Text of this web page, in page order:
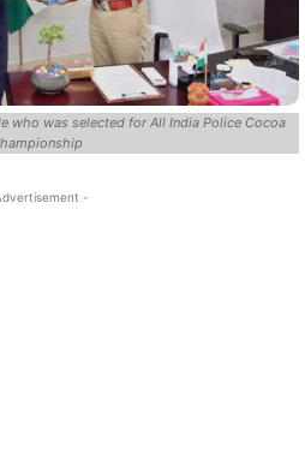
who was selected for All India Police Cocoa
-